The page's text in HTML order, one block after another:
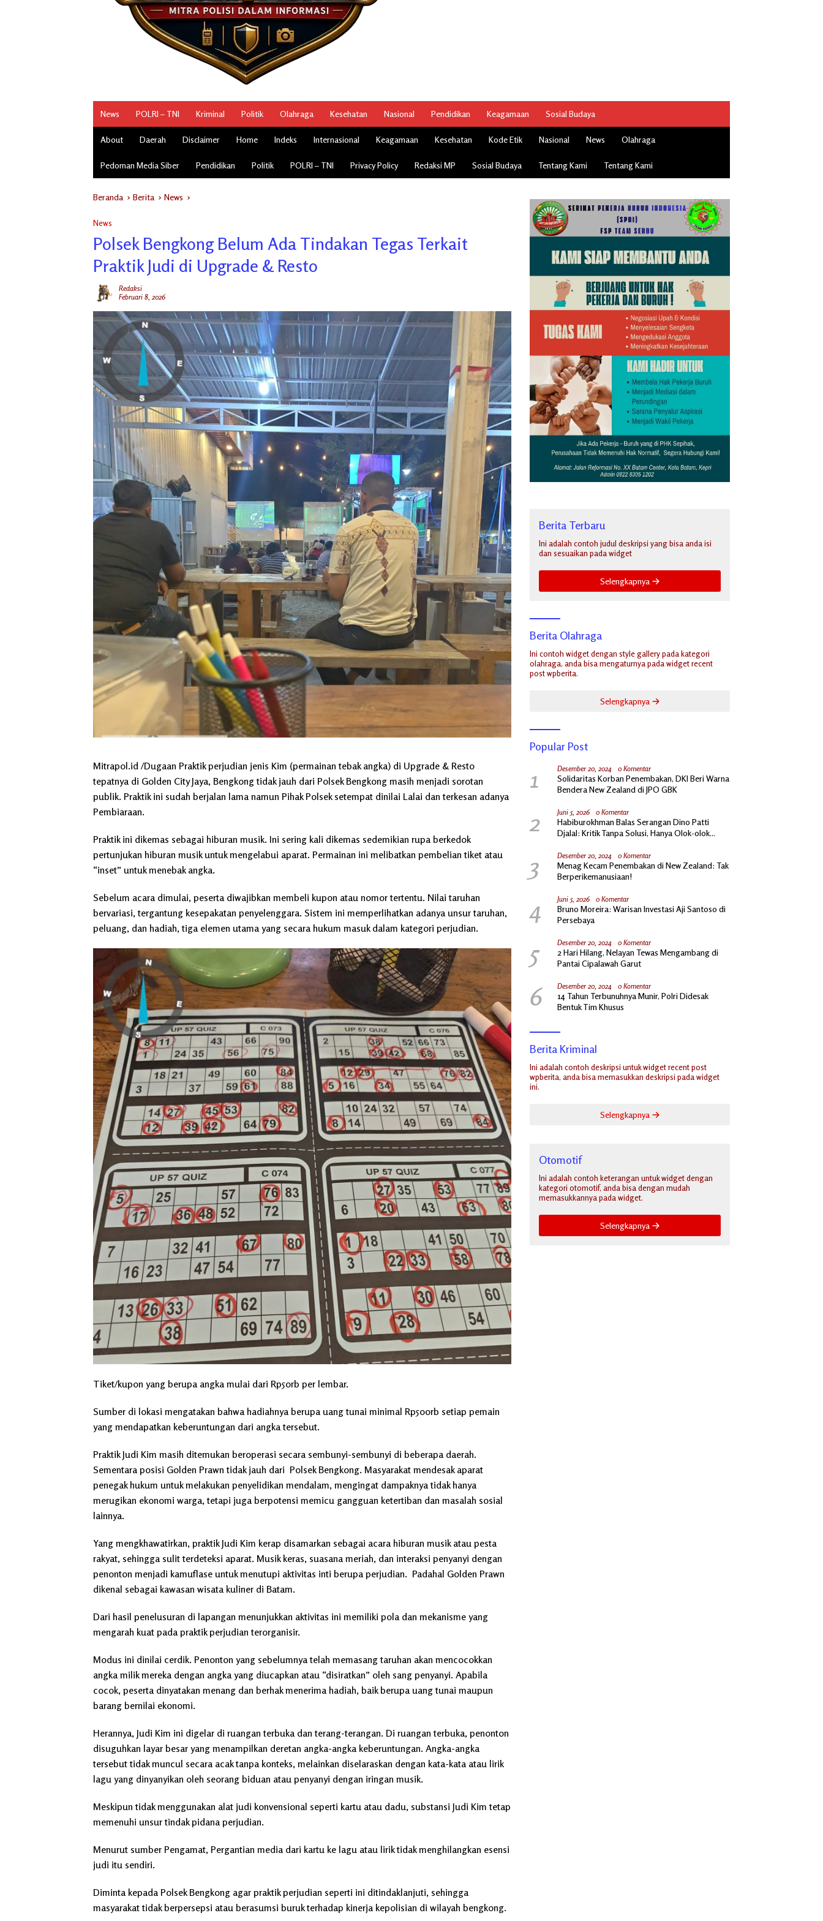
News POLRI – TNI Kriminal Politik Olahraga Kesehatan Nasional Pendidikan Keagamaan Sosial Budaya
About Daerah Disclaimer Home Indeks Internasional Keagamaan Kesehatan Kode Etik Nasional News Olahraga
Pedoman Media Siber Pendidikan Politik POLRI – TNI Privacy Policy Redaksi MP Sosial Budaya Tentang Kami Tentang Kami
Beranda Berita News
News
Polsek Bengkong Belum Ada Tindakan Tegas Terkait
Praktik Judi di Upgrade & Resto
Redaksi
Februari 8, 2026
Mitrapol.id /Dugaan Praktik perjudian jenis Kim (permainan tebak angka) di Upgrade & Resto
tepatnya di Golden City Jaya, Bengkong tidak jauh dari Polsek Bengkong masih menjadi sorotan
publik. Praktik ini sudah berjalan lama namun Pihak Polsek setempat dinilai Lalai dan terkesan adanya
Pembiaraan.
Praktik ini dikemas sebagai hiburan musik. Ini sering kali dikemas sedemikian rupa berkedok
pertunjukan hiburan musik untuk mengelabui aparat. Permainan ini melibatkan pembelian tiket atau
“inset” untuk menebak angka.
Sebelum acara dimulai, peserta diwajibkan membeli kupon atau nomor tertentu. Nilai taruhan
bervariasi, tergantung kesepakatan penyelenggara. Sistem ini memperlihatkan adanya unsur taruhan,
peluang, dan hadiah, tiga elemen utama yang secara hukum masuk dalam kategori perjudian.
Tiket/kupon yang berupa angka mulai dari Rp50rb per lembar.
Sumber di lokasi mengatakan bahwa hadiahnya berupa uang tunai minimal Rp500rb setiap pemain
yang mendapatkan keberuntungan dari angka tersebut.
Praktik Judi Kim masih ditemukan beroperasi secara sembunyi-sembunyi di beberapa daerah.
Sementara posisi Golden Prawn tidak jauh dari Polsek Bengkong. Masyarakat mendesak aparat
penegak hukum untuk melakukan penyelidikan mendalam, mengingat dampaknya tidak hanya
merugikan ekonomi warga, tetapi juga berpotensi memicu gangguan ketertiban dan masalah sosial
lainnya.
Yang mengkhawatirkan, praktik Judi Kim kerap disamarkan sebagai acara hiburan musik atau pesta
rakyat, sehingga sulit terdeteksi aparat. Musik keras, suasana meriah, dan interaksi penyanyi dengan
penonton menjadi kamuflase untuk menutupi aktivitas inti berupa perjudian. Padahal Golden Prawn
dikenal sebagai kawasan wisata kuliner di Batam.
Dari hasil penelusuran di lapangan menunjukkan aktivitas ini memiliki pola dan mekanisme yang
mengarah kuat pada praktik perjudian terorganisir.
Modus ini dinilai cerdik. Penonton yang sebelumnya telah memasang taruhan akan mencocokkan
angka milik mereka dengan angka yang diucapkan atau “disiratkan” oleh sang penyanyi. Apabila
cocok, peserta dinyatakan menang dan berhak menerima hadiah, baik berupa uang tunai maupun
barang bernilai ekonomi.
Herannya, Judi Kim ini digelar di ruangan terbuka dan terang-terangan. Di ruangan terbuka, penonton
disuguhkan layar besar yang menampilkan deretan angka-angka keberuntungan. Angka-angka
tersebut tidak muncul secara acak tanpa konteks, melainkan diselaraskan dengan kata-kata atau lirik
lagu yang dinyanyikan oleh seorang biduan atau penyanyi dengan iringan musik.
Meskipun tidak menggunakan alat judi konvensional seperti kartu atau dadu, substansi Judi Kim tetap
memenuhi unsur tindak pidana perjudian.
Menurut sumber Pengamat, Pergantian media dari kartu ke lagu atau lirik tidak menghilangkan esensi
judi itu sendiri.
Diminta kepada Polsek Bengkong agar praktik perjudian seperti ini ditindaklanjuti, sehingga
masyarakat tidak berpersepsi atau berasumsi buruk terhadap kinerja kepolisian di wilayah bengkong.
Berita Terbaru
Ini adalah contoh judul deskripsi yang bisa anda isi
dan sesuaikan pada widget
Selengkapnya
Berita Olahraga
Ini contoh widget dengan style gallery pada kategori
olahraga, anda bisa mengaturnya pada widget recent
post wpberita.
Selengkapnya
Popular Post
1 Desember 20, 2024 0 Komentar
Solidaritas Korban Penembakan, DKI Beri Warna
Bendera New Zealand di JPO GBK
2 Juni 5, 2026 0 Komentar
Habiburokhman Balas Serangan Dino Patti
Djalal: Kritik Tanpa Solusi, Hanya Olok-olok
3 Desember 20, 2024 0 Komentar
Menag Kecam Penembakan di New Zealand: Tak
Berperikemanusiaan!
4 Juni 5, 2026 0 Komentar
Bruno Moreira: Warisan Investasi Aji Santoso di
Persebaya
5 Desember 20, 2024 0 Komentar
2 Hari Hilang, Nelayan Tewas Mengambang di
Pantai Cipalawah Garut
6 Desember 20, 2024 0 Komentar
14 Tahun Terbunuhnya Munir, Polri Didesak
Bentuk Tim Khusus
Berita Kriminal
Ini adalah contoh deskripsi untuk widget recent post
wpberita, anda bisa memasukkan deskripsi pada widget
ini.
Selengkapnya
Otomotif
Ini adalah contoh keterangan untuk widget dengan
kategori otomotif, anda bisa dengan mudah
memasukkannya pada widget.
Selengkapnya